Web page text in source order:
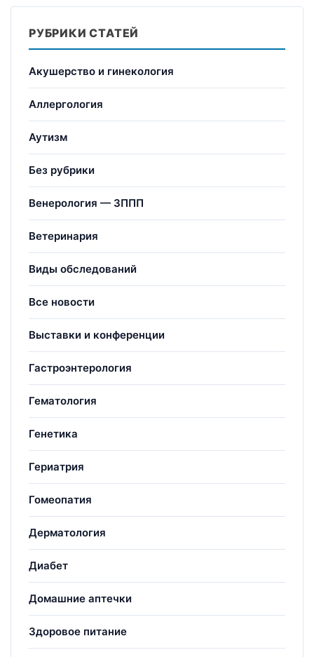
РУБРИКИ СТАТЕЙ
Акушерство и гинекология
Аллергология
Аутизм
Без рубрики
Венерология — ЗППП
Ветеринария
Виды обследований
Все новости
Выставки и конференции
Гастроэнтерология
Гематология
Генетика
Гериатрия
Гомеопатия
Дерматология
Диабет
Домашние аптечки
Здоровое питание